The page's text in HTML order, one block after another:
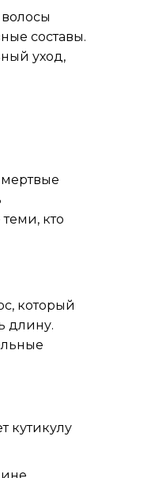
составы.
уход,
мертвые
кто
который
длину.
кутикулу